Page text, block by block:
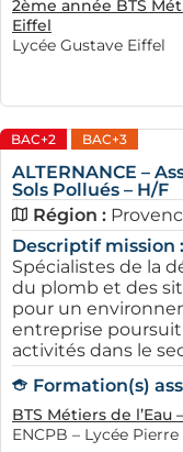
2ème année BTS
Eiffel
Lycée Gustave Eiffel
BAC+2 BAC+3
ALTERNANCE –
Sols Pollués – H/F
Région :
Descriptif mission :
Spécialistes de la
du plomb et des
pour un
entreprise
activités dans le
Formation(s)
BTS Métiers de l’Eau
ENCPB – Lycée